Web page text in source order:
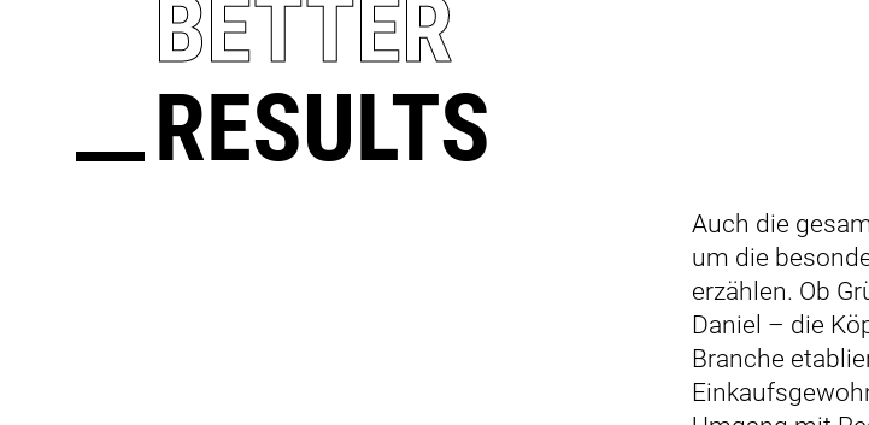
BETTER
RESULTS
Auch die
um die
erzählen. Ob
Daniel – die
Branche